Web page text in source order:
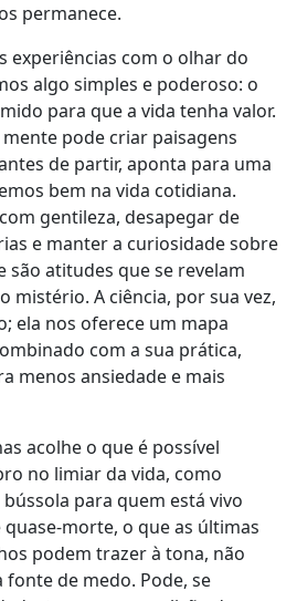
permanece.
experiências com o olhar do
algo simples e poderoso: o
para que a vida tenha valor.
pode criar paisagens
de partir, aponta para uma
bem na vida cotidiana.
gentileza, desapegar de
e manter a curiosidade sobre
atitudes que se revelam
mistério. A ciência, por sua vez,
ela nos oferece um mapa
com a sua prática,
menos ansiedade e mais
acolhe o que é possível
no limiar da vida, como
para quem está vivo
quase-morte, o que as últimas
podem trazer à tona, não
de medo. Pode, se